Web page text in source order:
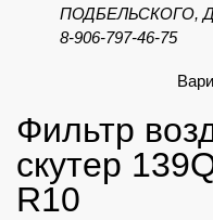
ПОДБЕЛЬСКОГО,
8-906-797-46-75
Фильтр
скутер
R10